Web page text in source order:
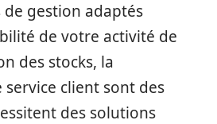
gestion adaptés
de votre activité de
des stocks, la
client sont des
des solutions